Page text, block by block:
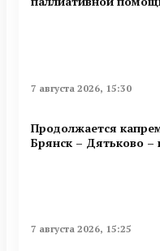
7 августа 2026, 15:30
Продолжается
Брянск – Дятьково –
7 августа 2026, 15:25